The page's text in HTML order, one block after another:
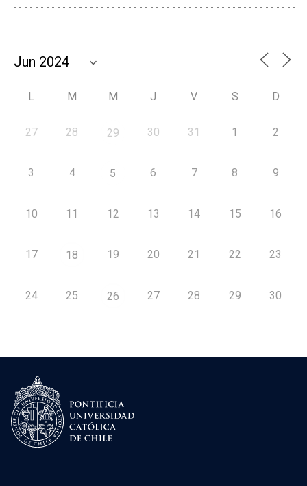
L M M J V S D
27 28 29 30 31 1 2
3 4 5 6 7 8 9
10 11 12 13 14 15 16
17 18 19 20 21 22 23
24 25 26 27 28 29 30